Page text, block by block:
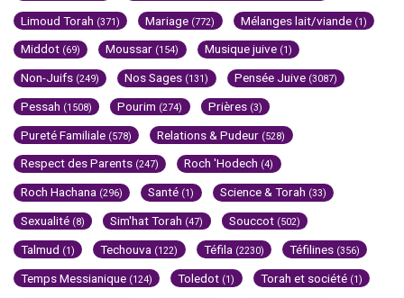
Limoud Torah (371) Mariage (772) Mélanges lait/viande (1)
Middot (69) Moussar (154) Musique juive (1)
Non-Juifs (249) Nos Sages (131) Pensée Juive (3087)
Pessah (1508) Pourim (274) Prières (3)
Pureté Familiale (578) Relations & Pudeur (528)
Respect des Parents (247) Roch 'Hodech (4)
Roch Hachana (296) Santé (1) Science & Torah (33)
Sexualité (8) Sim'hat Torah (47) Souccot (502)
Talmud (1) Techouva (122) Téfila (2230) Téfilines (356)
Temps Messianique (124) Toledot (1) Torah et société (1)